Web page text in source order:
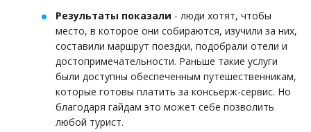
Результаты показали - люди хотят, чтобы
место, в которое они собираются, изучили за них,
составили маршрут поездки, подобрали отели и
достопримечательности. Раньше такие услуги
были доступны обеспеченным путешественникам,
которые готовы платить за консьерж-сервис. Но
благодаря гайдам это может себе позволить
любой турист.